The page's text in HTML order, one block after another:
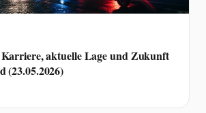
aktuelle Lage und Zukunft
(23.05.2026)